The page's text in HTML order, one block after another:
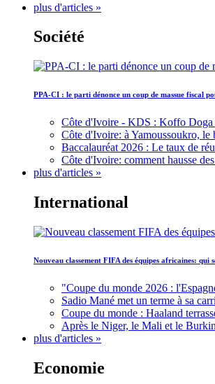
plus d'articles »
Société
PPA-CI : le parti dénonce un coup de massue fiscal
Côte d'Ivoire - KDS : Koffo Doga
Côte d'Ivoire: à Yamoussoukro,
Baccalauréat 2026 : Le taux de
Côte d'Ivoire: comment hausse
plus d'articles »
International
Nouveau classement FIFA des équipes africaines: qui
"Coupe du monde 2026 :
Sadio Mané met un terme à sa
Coupe du monde : Haaland
Après le Niger, le Mali et le
plus d'articles »
Economie